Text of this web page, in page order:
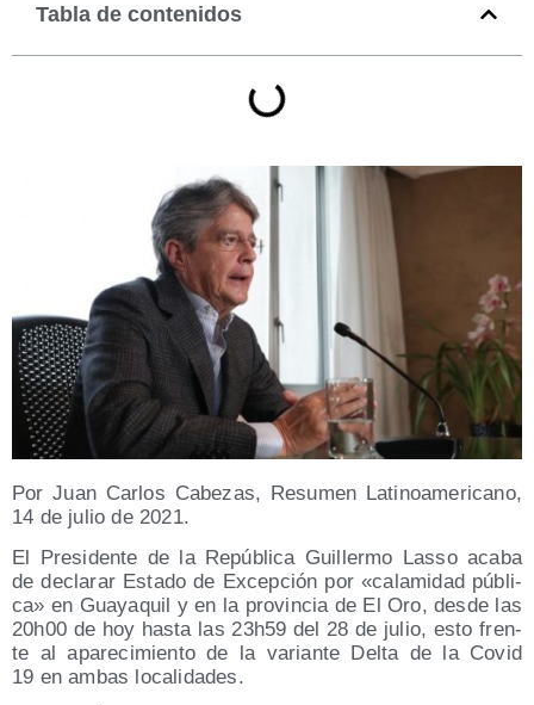
Tabla de contenidos
Por Juan Car­los Cabe­zas, Resu­men Lati­no­ame­ri­cano,
14 de julio de 2021.
El Pre­si­den­te de la Repú­bli­ca Gui­ller­mo Las­so aca­ba
de decla­rar Esta­do de Excep­ción por «cala­mi­dad públi­
ca» en Gua­ya­quil y en la pro­vin­cia de El Oro, des­de las
20h00 de hoy has­ta las 23h59 del 28 de julio, esto fren­
te al apa­re­ci­mien­to de la varian­te Del­ta de la Covid
19 en ambas localidades.